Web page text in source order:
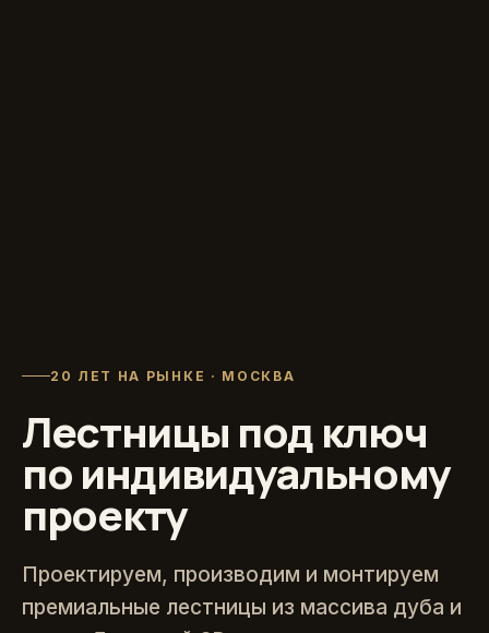
20 ЛЕТ НА РЫНКЕ · МОСКВА
Лестницы под ключ
по индивидуальному
проекту
Проектируем, производим и монтируем
премиальные лестницы из массива дуба и